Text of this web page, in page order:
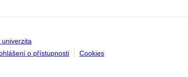
univerzita
o přístupnosti Cookies